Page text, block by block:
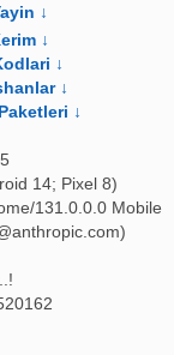
↓
↓
↓
↓
↓
14; Pixel 8)
131.0.0.0 Mobile
)